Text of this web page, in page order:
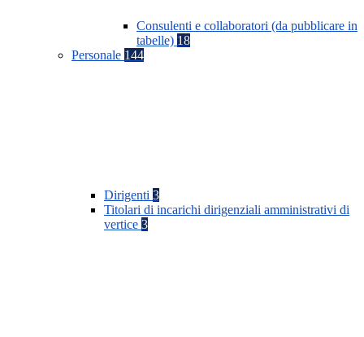
Consulenti e collaboratori (da pubblicare in
tabelle) 18
Personale 144
Dirigenti 3
Titolari di incarichi dirigenziali amministrativi di
vertice 3